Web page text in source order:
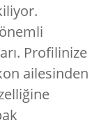
Profilinize
ailesinden